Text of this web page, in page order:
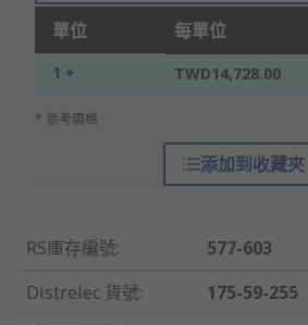
單位 每單位
1 + TWD14,728.00
* 參考價格
添加到收藏夾
RS庫存編號:
577-603
Distrelec 貨號:
175-59-255